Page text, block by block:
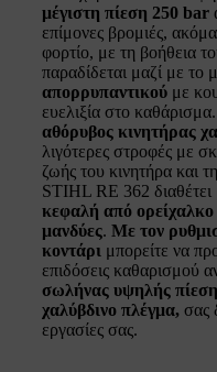
μέγιστη πίεση 250 bar
επίμονες βρομιές,
φορτίο, με τη βοήθεια
παραδίδεται μαζί με το
απορρυπαντικού με
ευελιξία στο
αθόρυβος κινητήρας
λιγότερες στροφές με
ζωής του κινητήρα και
STIHL RE 362 διαθέτει
κεφαλή από
μανδύες. Με τον
κοντάρι μπορείτε να
επιδόσεις καθαρισμού
σωλήνας υψηλής
χαλύβδινο πλέγμα, σας
εργασίες σας.